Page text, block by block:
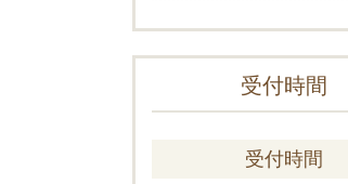
受付時間
受付時間